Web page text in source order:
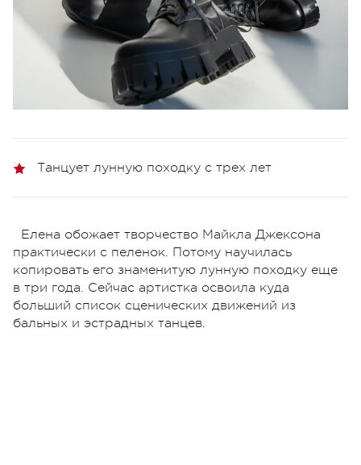
Танцует лунную походку с трех лет
Елена обожает творчество Майкла Джексона
практически с пеленок. Потому научилась
копировать его знаменитую лунную походку еще
в три года. Сейчас артистка освоила куда
больший список сценических движений из
бальных и эстрадных танцев.